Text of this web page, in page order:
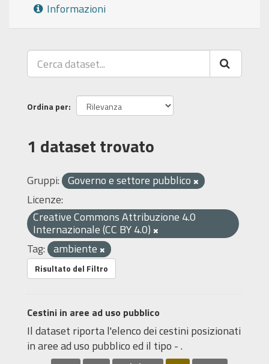
Informazioni
Ordina per
1 dataset trovato
Gruppi: Governo e settore pubblico
Licenze:
Creative Commons Attribuzione 4.0
Internazionale (CC BY 4.0)
Tag: ambiente
Risultato del Filtro
Cestini in aree ad uso pubblico
Il dataset riporta l'elenco dei cestini posizionati
in aree ad uso pubblico ed il tipo - .